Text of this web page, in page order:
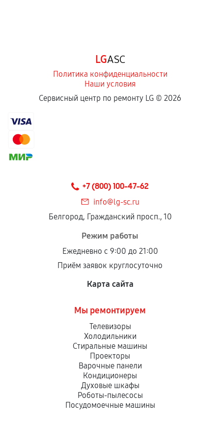
LGASC
Политика конфиденциальности
Наши условия
Сервисный центр по ремонту LG © 2026
+7 (800) 100-47-62
info@lg-sc.ru
Белгород, Гражданский просп., 10
Режим работы
Ежедневно с 9:00 до 21:00
Приём заявок круглосуточно
Карта сайта
Мы ремонтируем
Телевизоры
Холодильники
Стиральные машины
Проекторы
Варочные панели
Кондиционеры
Духовые шкафы
Роботы-пылесосы
Посудомоечные машины